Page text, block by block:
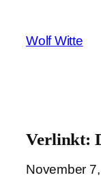
springen
Wolf Witte
Verlinkt:
November